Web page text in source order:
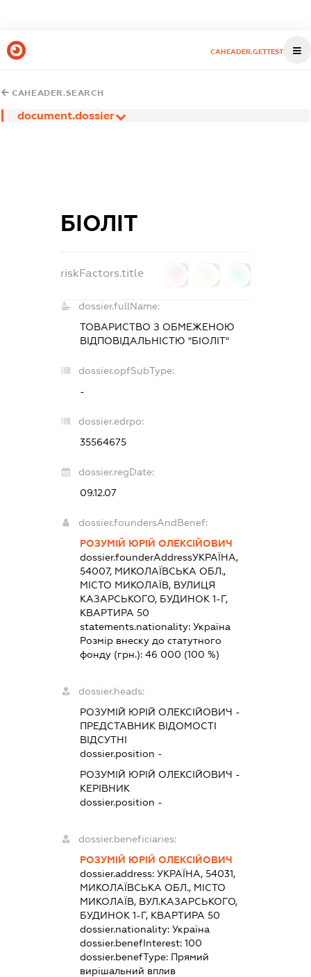
CAHEADER.GETTEST
CAHEADER.SEARCH
document.dossier
БІОЛІТ
riskFactors.title
dossier.fullName:
ТОВАРИСТВО З ОБМЕЖЕНОЮ
ВІДПОВІДАЛЬНІСТЮ "БІОЛІТ"
dossier.opfSubType:
-
dossier.edrpo:
35564675
dossier.regDate:
09.12.07
dossier.foundersAndBenef:
РОЗУМІЙ ЮРІЙ ОЛЕКСІЙОВИЧ
dossier.founderAddressУКРАЇНА,
54007, МИКОЛАЇВСЬКА ОБЛ.,
МІСТО МИКОЛАЇВ, ВУЛИЦЯ
КАЗАРСЬКОГО, БУДИНОК 1-Г,
КВАРТИРА 50
statements.nationality: Україна
Розмір внеску до статутного
фонду (грн.): 46 000 (100 %)
dossier.heads:
РОЗУМІЙ ЮРІЙ ОЛЕКСІЙОВИЧ -
ПРЕДСТАВНИК ВІДОМОСТІ
ВІДСУТНІ
dossier.position -
РОЗУМІЙ ЮРІЙ ОЛЕКСІЙОВИЧ -
КЕРІВНИК
dossier.position -
dossier.beneficiaries:
РОЗУМІЙ ЮРІЙ ОЛЕКСІЙОВИЧ
dossier.address: УКРАЇНА, 54031,
МИКОЛАЇВСЬКА ОБЛ., МІСТО
МИКОЛАЇВ, ВУЛ.КАЗАРСЬКОГО,
БУДИНОК 1-Г, КВАРТИРА 50
dossier.nationality: Україна
dossier.benefInterest: 100
dossier.benefType: Прямий
вирішальний вплив